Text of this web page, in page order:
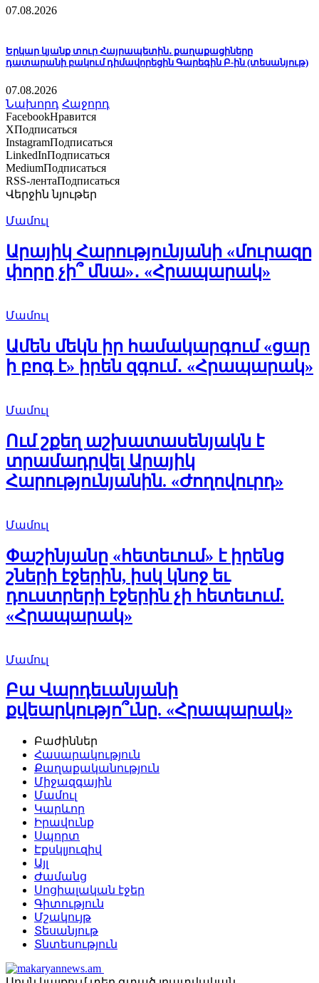
07.08.2026
Երկար կյանք տուր Հայրապետին․ քաղաքացիները
դատարանի բակում դիմավորեցին Գարեգին Բ-ին (տեսանյութ)
07.08.2026
Նախորդ Հաջորդ
FacebookНравится
XПодписаться
InstagramПодписаться
LinkedInПодписаться
MediumПодписаться
RSS-лентаПодписаться
Վերջին նյութեր
Մամուլ
Արայիկ Հարությունյանի «մուրազը
փորը չի՞ մնա»․ «Հրապարակ»
Մամուլ
Ամեն մեկն իր համակարգում «ցար
ի բոգ է» իրեն զգում․ «Հրապարակ»
Մամուլ
Ում շքեղ աշխատասենյակն է
տրամադրվել Արայիկ
Հարությունյանին. «Ժողովուրդ»
Մամուլ
Փաշինյանը «հետեւում» է իրենց
շների էջերին, իսկ կնոջ եւ
դուստրերի էջերին չի հետեւում.
«Հրապարակ»
Մամուլ
Բա Վարդեւանյանի
քվեարկությո՞ւնը. «Հրապարակ»
Բաժիններ
Հասարակություն
Քաղաքականություն
Միջազգային
Մամուլ
Կարևոր
Իրավունք
Սպորտ
Էքսկլյուզիվ
Այլ
Ժամանց
Սոցիալական էջեր
Գիտություն
Մշակույթ
Տեսանյութ
Տնտեսություն